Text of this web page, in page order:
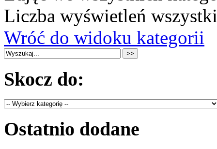
Liczba wyświetleń
Wróć do widoku kategorii
Skocz do:
Ostatnio dodane